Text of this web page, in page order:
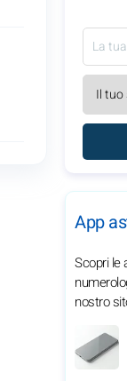
App
Scopri le
nostro